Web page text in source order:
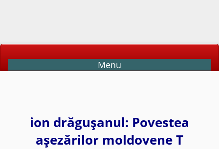
Menu
ion drăguşanul: Povestea
aşezărilor moldovene T